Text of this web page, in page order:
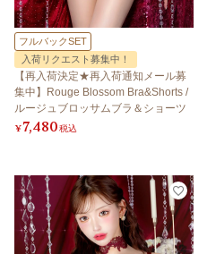
フルバックSET
入荷リクエスト募集中！
【再入荷決定★再入荷通知メール募
集中】Rouge Blossom Bra&Shorts /
ルージュブロッサムブラ＆ショーツ
¥7,480税込